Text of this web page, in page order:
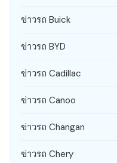
ข่าวรถ Buick
ข่าวรถ BYD
ข่าวรถ Cadillac
ข่าวรถ Canoo
ข่าวรถ Changan
ข่าวรถ Chery